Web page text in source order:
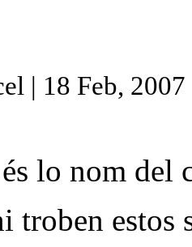
| 18 Feb, 2007
lo nom del
estos